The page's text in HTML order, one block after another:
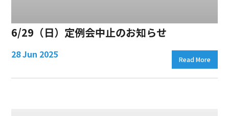
6/29（日）定例会中止のお知らせ
28 Jun 2025 Read More